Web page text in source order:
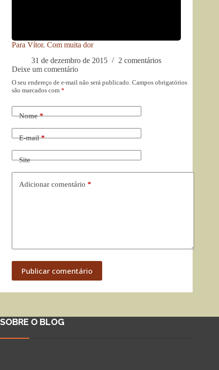
Para Vítor. Com muita dor
31 de dezembro de 2015
2 comentários
Deixe um comentário
O seu endereço de e-mail não será publicado. Campos obrigatórios
são marcados com *
Nome*
E-mail*
Site
Adicionar comentário *
Publicar comentário
SOBRE O BLOG